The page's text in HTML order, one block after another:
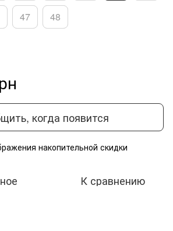
47 48
когда появится
накопительной скидки
К сравнению